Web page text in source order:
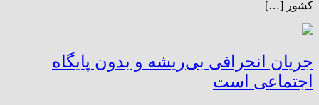
کشور […]
جریان انحرافی بی‌ریشه و بدون پایگاه
اجتماعی است